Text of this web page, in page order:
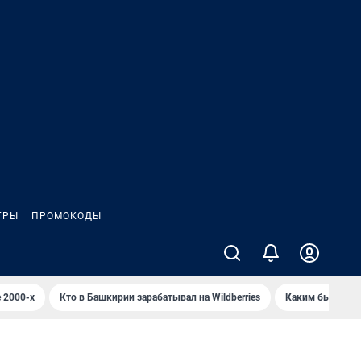
ПРОМОКОДЫ
2000-х Кто в Башкирии зарабатывал на Wildberries Каким было